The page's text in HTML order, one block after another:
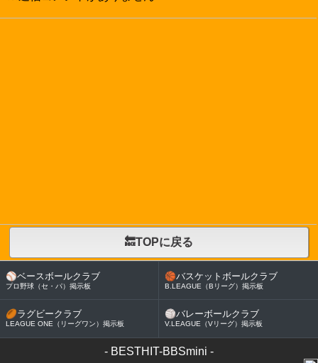
🔙TOPに戻る
⚾ベースボールクラブ
プロ野球（セ・パ）掲示板
🏀バスケットボールクラブ
B.LEAGUE（Bリーグ）掲示板
🏉ラグビークラブ
LEAGUE ONE（リーグワン）掲示板
🏐バレーボールクラブ
V.LEAGUE（Vリーグ）掲示板
- BESTHIT-BBSmini -